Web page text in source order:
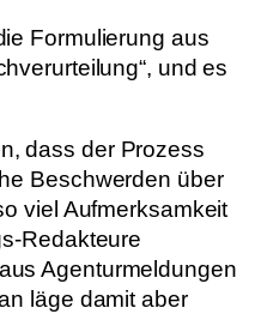
Formulierung aus
und es
dass der Prozess
Beschwerden über
viel Aufmerksamkeit
Redakteure
Agenturmeldungen
läge damit aber